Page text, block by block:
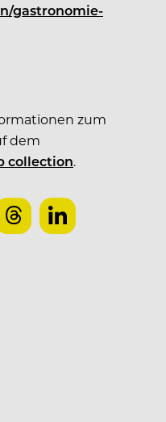
gastronomie-
zum
dem
collection.